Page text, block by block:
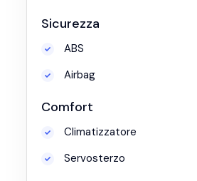
Sicurezza
ABS
Airbag
Comfort
Climatizzatore
Servosterzo